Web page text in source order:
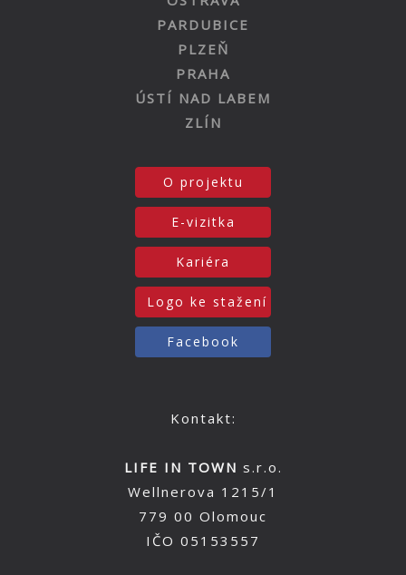
PARDUBICE
PLZEŇ
PRAHA
ÚSTÍ NAD LABEM
ZLÍN
O projektu
E-vizitka
Kariéra
Logo ke stažení
Facebook
Kontakt:
LIFE IN TOWN s.r.o.
Wellnerova 1215/1
779 00 Olomouc
IČO 05153557